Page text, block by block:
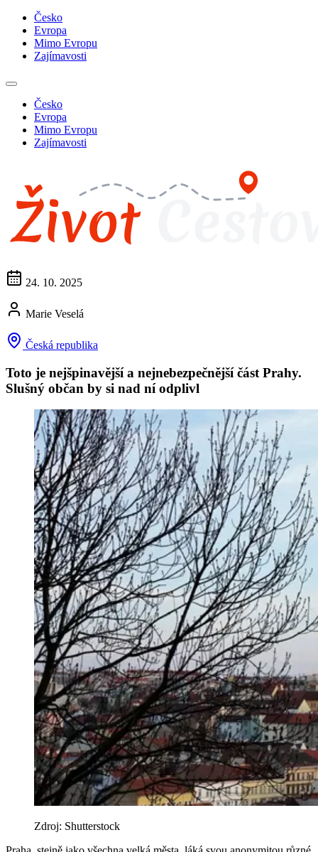
Česko
Evropa
Mimo Evropu
Zajímavosti
Česko
Evropa
Mimo Evropu
Zajímavosti
24. 10. 2025
Marie Veselá
Česká republika
Toto je nejšpinavější a nejnebezpečnější část Prahy.
Slušný občan by si nad ní odplivl
Zdroj: Shutterstock